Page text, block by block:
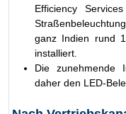
Efficiency
ganz Indien rund
installiert.
Die zunehmende
daher den LED-